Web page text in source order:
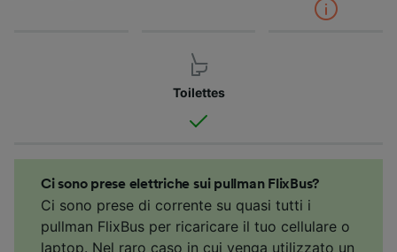
Toilettes
Ci sono prese elettriche sui pullman FlixBus?
Ci sono prese di corrente su quasi tutti i
pullman FlixBus per ricaricare il tuo cellulare o
laptop. Nel raro caso in cui venga utilizzato un